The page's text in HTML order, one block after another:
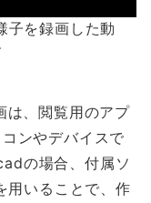
子を録画した動
は、閲覧用のアプ
ンやデバイスで
の場合、付属ソ
用いることで、作